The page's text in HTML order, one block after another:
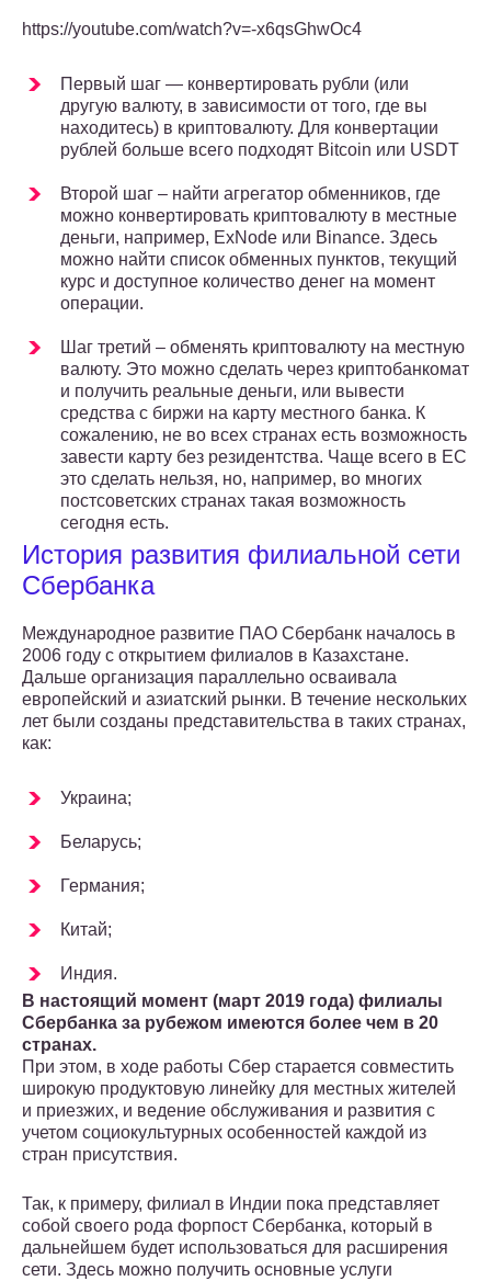
https://youtube.com/watch?v=-x6qsGhwOc4
Первый шаг — конвертировать рубли (или
другую валюту, в зависимости от того, где вы
находитесь) в криптовалюту. Для конвертации
рублей больше всего подходят Bitcoin или USDT
Второй шаг – найти агрегатор обменников, где
можно конвертировать криптовалюту в местные
деньги, например, ExNode или Binance. Здесь
можно найти список обменных пунктов, текущий
курс и доступное количество денег на момент
операции.
Шаг третий – обменять криптовалюту на местную
валюту. Это можно сделать через криптобанкомат
и получить реальные деньги, или вывести
средства с биржи на карту местного банка. К
сожалению, не во всех странах есть возможность
завести карту без резидентства. Чаще всего в ЕС
это сделать нельзя, но, например, во многих
постсоветских странах такая возможность
сегодня есть.
История развития филиальной сети
Сбербанка
Международное развитие ПАО Сбербанк началось в
2006 году с открытием филиалов в Казахстане.
Дальше организация параллельно осваивала
европейский и азиатский рынки. В течение нескольких
лет были созданы представительства в таких странах,
как:
Украина;
Беларусь;
Германия;
Китай;
Индия.
В настоящий момент (март 2019 года) филиалы
Сбербанка за рубежом имеются более чем в 20
странах.
При этом, в ходе работы Сбер старается совместить
широкую продуктовую линейку для местных жителей
и приезжих, и ведение обслуживания и развития с
учетом социокультурных особенностей каждой из
стран присутствия.
Так, к примеру, филиал в Индии пока представляет
собой своего рода форпост Сбербанка, который в
дальнейшем будет использоваться для расширения
сети. Здесь можно получить основные услуги